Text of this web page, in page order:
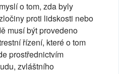
o tom, zda byly
proti lidskosti nebo
musí být provedeno
řízení, které o tom
prostřednictvím
zvláštního